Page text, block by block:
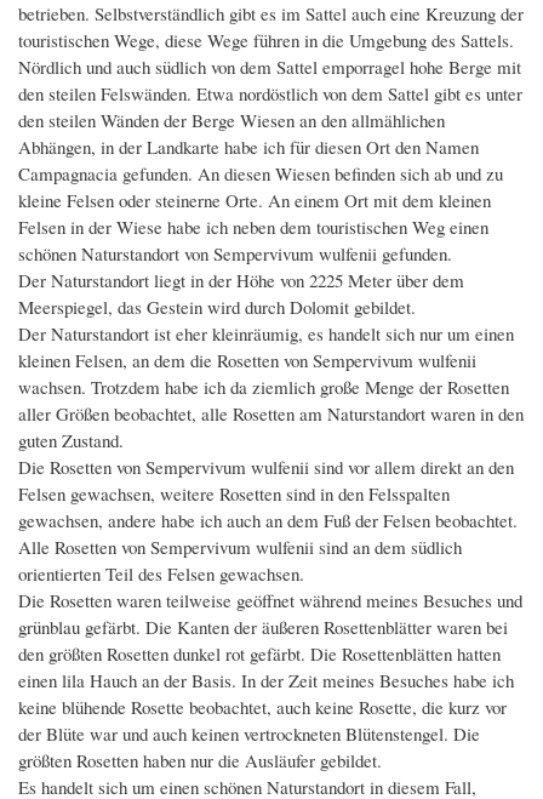
betrieben. Selbstverständlich gibt es im Sattel auch eine Kreuzung der
touristischen Wege, diese Wege führen in die Umgebung des Sattels.
Nördlich und auch südlich von dem Sattel emporragel hohe Berge mit
den steilen Felswänden. Etwa nordöstlich von dem Sattel gibt es unter
den steilen Wänden der Berge Wiesen an den allmählichen
Abhängen, in der Landkarte habe ich für diesen Ort den Namen
Campagnacia gefunden. An diesen Wiesen befinden sich ab und zu
kleine Felsen oder steinerne Orte. An einem Ort mit dem kleinen
Felsen in der Wiese habe ich neben dem touristischen Weg einen
schönen Naturstandort von Sempervivum wulfenii gefunden.
Der Naturstandort liegt in der Höhe von 2225 Meter über dem
Meerspiegel, das Gestein wird durch Dolomit gebildet.
Der Naturstandort ist eher kleinräumig, es handelt sich nur um einen
kleinen Felsen, an dem die Rosetten von Sempervivum wulfenii
wachsen. Trotzdem habe ich da ziemlich große Menge der Rosetten
aller Größen beobachtet, alle Rosetten am Naturstandort waren in den
guten Zustand.
Die Rosetten von Sempervivum wulfenii sind vor allem direkt an den
Felsen gewachsen, weitere Rosetten sind in den Felsspalten
gewachsen, andere habe ich auch an dem Fuß der Felsen beobachtet.
Alle Rosetten von Sempervivum wulfenii sind an dem südlich
orientierten Teil des Felsen gewachsen.
Die Rosetten waren teilweise geöffnet während meines Besuches und
grünblau gefärbt. Die Kanten der äußeren Rosettenblätter waren bei
den größten Rosetten dunkel rot gefärbt. Die Rosettenblätten hatten
einen lila Hauch an der Basis. In der Zeit meines Besuches habe ich
keine blühende Rosette beobachtet, auch keine Rosette, die kurz vor
der Blüte war und auch keinen vertrockneten Blütenstengel. Die
größten Rosetten haben nur die Ausläufer gebildet.
Es handelt sich um einen schönen Naturstandort in diesem Fall,